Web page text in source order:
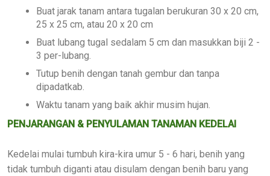
Buat jarak tanam antara tugalan berukuran 30 x 20 cm,
25 x 25 cm, atau 20 x 20 cm
Buat lubang tugal sedalam 5 cm dan masukkan biji 2 -
3 per-lubang.
Tutup benih dengan tanah gembur dan tanpa
dipadatkab.
Waktu tanam yang baik akhir musim hujan.
PENJARANGAN & PENYULAMAN TANAMAN KEDELAI
Kedelai mulai tumbuh kira-kira umur 5 - 6 hari, benih yang
tidak tumbuh diganti atau disulam dengan benih baru yang